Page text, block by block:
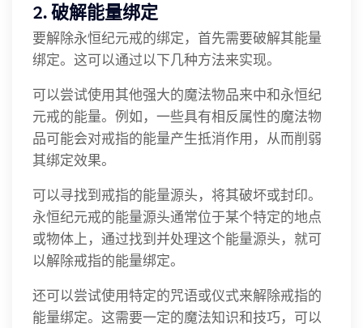
2. 破解能量绑定
要解除永恒纪元戒的绑定，首先需要破解其能量
绑定。这可以通过以下几种方法来实现。
可以尝试使用其他强大的魔法物品来中和永恒纪
元戒的能量。例如，一些具有相反属性的魔法物
品可能会对戒指的能量产生抵消作用，从而削弱
其绑定效果。
可以寻找到戒指的能量源头，将其破坏或封印。
永恒纪元戒的能量源头通常位于某个特定的地点
或物体上，通过找到并处理这个能量源头，就可
以解除戒指的能量绑定。
还可以尝试使用特定的咒语或仪式来解除戒指的
能量绑定。这需要一定的魔法知识和技巧，可以